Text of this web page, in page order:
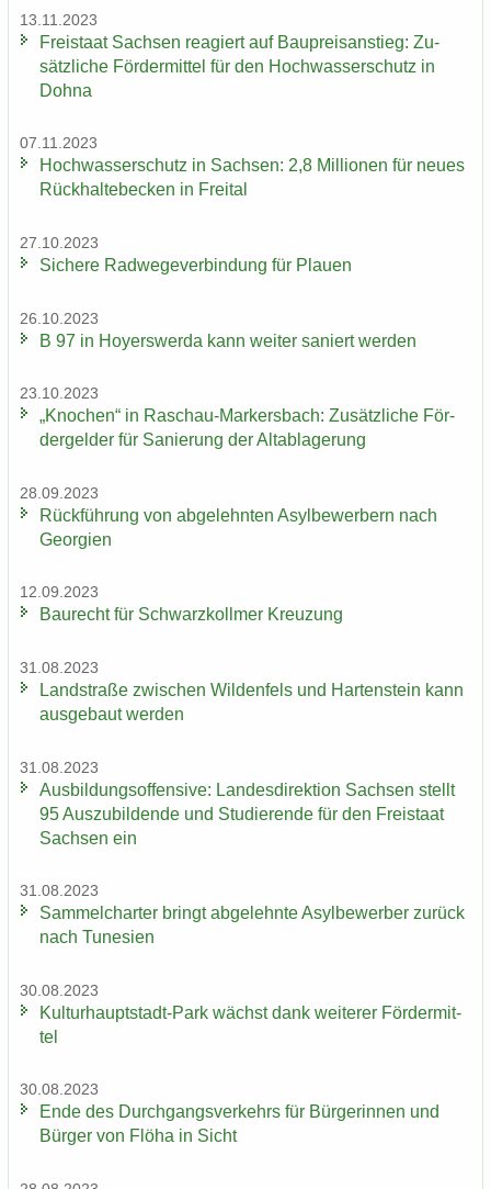
13.11.2023
Frei­staat Sach­sen re­agiert auf Bau­preis­an­stieg: Zu­
sätz­li­che För­der­mit­tel für den Hoch­was­ser­schutz in
Dohna
07.11.2023
Hoch­was­ser­schutz in Sach­sen: 2,8 Mil­lio­nen für neues
Rück­hal­te­be­cken in Frei­tal
27.10.2023
Si­che­re Rad­we­ge­ver­bin­dung für Plau­en
26.10.2023
B 97 in Ho­yers­wer­da kann wei­ter sa­niert wer­den
23.10.2023
„Kno­chen“ in Raschau-​Markersbach: Zu­sätz­li­che För­
der­gel­der für Sa­nie­rung der Alt­ab­la­ge­rung
28.09.2023
Rück­füh­rung von ab­ge­lehn­ten Asyl­be­wer­bern nach
Ge­or­gi­en
12.09.2023
Bau­recht für Schwarz­koll­mer Kreu­zung
31.08.2023
Land­stra­ße zwi­schen Wil­den­fels und Har­ten­stein kann
aus­ge­baut wer­den
31.08.2023
Aus­bil­dungs­of­fen­si­ve: Lan­des­di­rek­ti­on Sach­sen stellt
95 Aus­zu­bil­den­de und Stu­die­ren­de für den Frei­staat
Sach­sen ein
31.08.2023
Sam­mel­char­ter bringt ab­ge­lehn­te Asyl­be­wer­ber zu­rück
nach Tu­ne­si­en
30.08.2023
Kulturhauptstadt-​Park wächst dank wei­te­rer För­der­mit­
tel
30.08.2023
Ende des Durch­gangs­ver­kehrs für Bür­ge­rin­nen und
Bür­ger von Flöha in Sicht